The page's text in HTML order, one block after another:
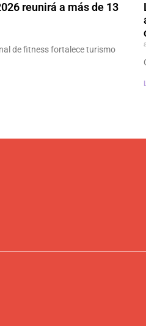
reunirá a más de 13
de fitness fortalece turismo